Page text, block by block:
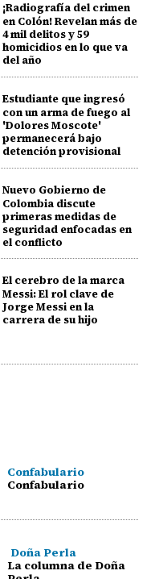
¡Radiografía del crimen
en Colón! Revelan más de
4 mil delitos y 59
homicidios en lo que va
del año
Estudiante que ingresó
con un arma de fuego al
'Dolores Moscote'
permanecerá bajo
detención provisional
Nuevo Gobierno de
Colombia discute
primeras medidas de
seguridad enfocadas en
el conflicto
El cerebro de la marca
Messi: El rol clave de
Jorge Messi en la
carrera de su hijo
Confabulario
Confabulario
Doña Perla
La columna de Doña